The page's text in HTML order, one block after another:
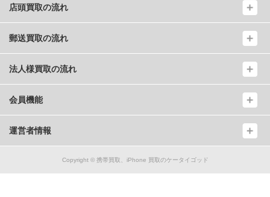
店頭買取の流れ
郵送買取の流れ
法人様買取の流れ
会員機能
運営者情報
Copyright © 携帯買取、iPhone 買取のケータイゴッド